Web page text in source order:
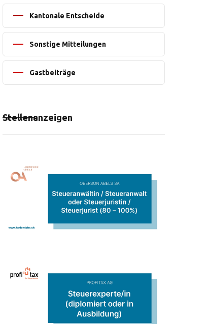
Kantonale Entscheide
Sonstige Mitteilungen
Gastbeiträge
Stellenanzeigen